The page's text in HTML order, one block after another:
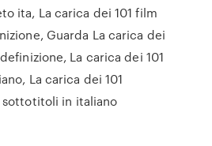
ita, La carica dei 101 film
Guarda La carica dei
La carica dei 101
La carica dei 101
in italiano